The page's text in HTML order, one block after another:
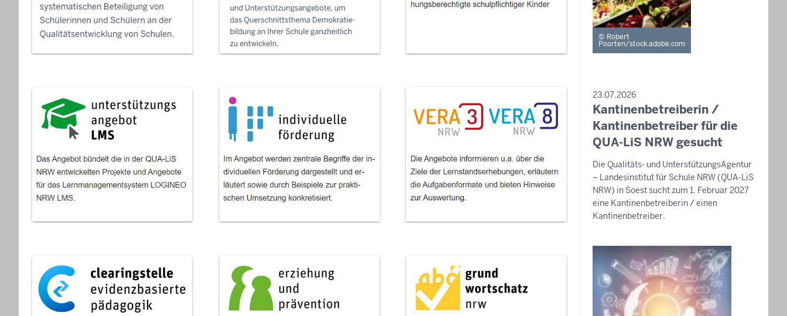
Robert
Poorten/stock.adobe.com
PRESSEMITTEILUNG
23.07.2026
Sonntag,
9.
August
2026
-
09:40
Kantinenbetreiberin /
Kantinenbetreiber für die
QUA-LiS NRW gesucht
Die Qualitäts- und UnterstützungsAgentur
– Landesinstitut für Schule NRW (QUA-LiS
NRW) in Soest sucht zum 1. Februar 2027
eine Kantinenbetreiberin / einen
Kantinenbetreiber.